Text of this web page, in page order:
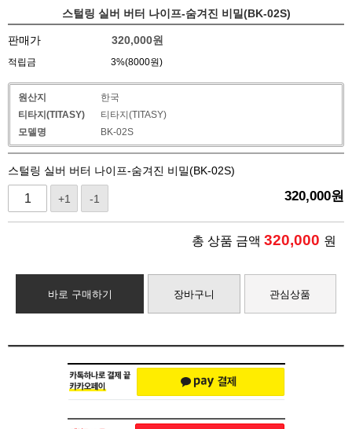
스털링 실버 버터 나이프-숨겨진 비밀(BK-02S)
판매가 320,000원
적립금 3%(8000원)
원산지
한국
티타지(TITASY)
티타지(TITASY)
모델명
BK-02S
스털링 실버 버터 나이프-숨겨진 비밀(BK-02S)
+1 -1 320,000원
총 상품 금액 320,000 원
바로 구매하기 장바구니 관심상품